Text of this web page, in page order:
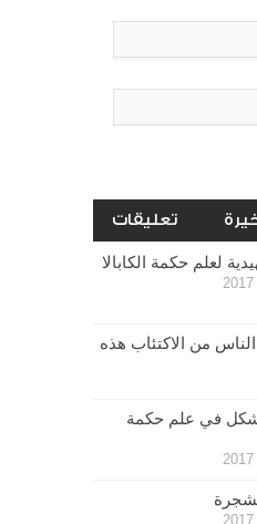
تعليقات
لعلم حكمة الكابالا
الناس من الاكتئاب هذه
في علم حكمة